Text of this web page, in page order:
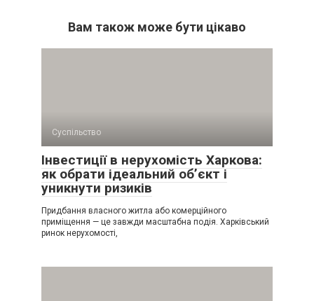
Вам також може бути цікаво
Суспільство
Інвестиції в нерухомість Харкова:
як обрати ідеальний об’єкт і
уникнути ризиків
Придбання власного житла або комерційного
приміщення — це завжди масштабна подія. Харківський
ринок нерухомості,